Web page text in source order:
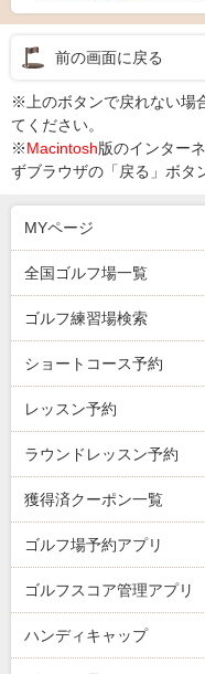
前の画面に戻る
※上のボタンで戻れない場
てください。
※Macintosh版のインター
ずブラウザの「戻る」ボタ
MYページ
全国ゴルフ場一覧
ゴルフ練習場検索
ショートコース予約
レッスン予約
ラウンドレッスン予約
獲得済クーポン一覧
ゴルフ場予約アプリ
ゴルフスコア管理アプリ
ハンディキャップ